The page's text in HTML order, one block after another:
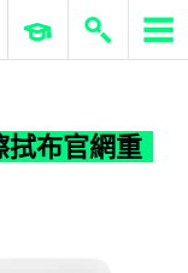
ERP 與商業 AI
拭布官網重